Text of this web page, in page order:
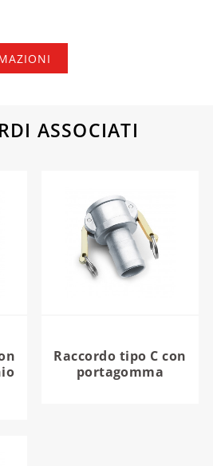
ASSOCIATI
Raccordo tipo C con
portagomma